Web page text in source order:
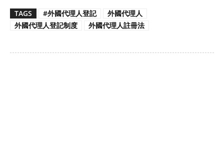
TAGS #外國代理人登記
外國代理人
外國代理人登記制度
外國代理人註冊法